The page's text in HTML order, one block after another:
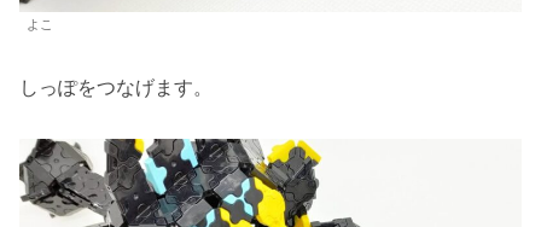
よこ
しっぽをつなげます。